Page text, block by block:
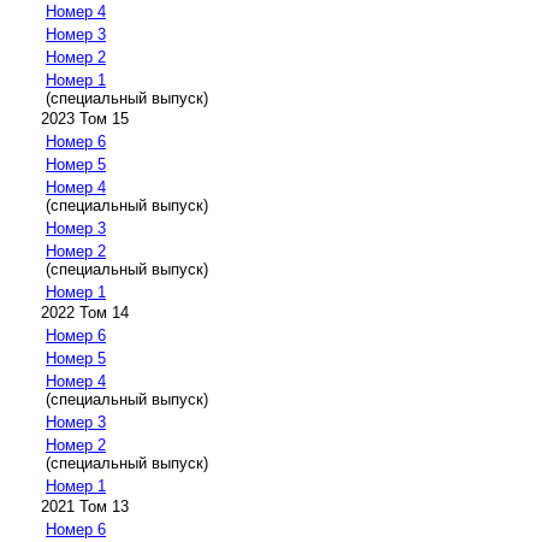
Номер 4
Номер 3
Номер 2
Номер 1
(специальный выпуск)
2023 Том 15
Номер 6
Номер 5
Номер 4
(специальный выпуск)
Номер 3
Номер 2
(специальный выпуск)
Номер 1
2022 Том 14
Номер 6
Номер 5
Номер 4
(специальный выпуск)
Номер 3
Номер 2
(специальный выпуск)
Номер 1
2021 Том 13
Номер 6